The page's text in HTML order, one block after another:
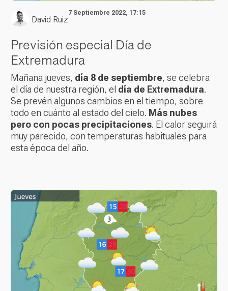
David Ruiz
7 Septiembre 2022, 17:15
Previsión especial Día de
Extremadura
Mañana jueves, día 8 de septiembre, se celebra
el día de nuestra región, el día de Extremadura.
Se prevén algunos cambios en el tiempo, sobre
todo en cuánto al estado del cielo. Más nubes
pero con pocas precipitaciones. El calor seguirá
muy parecido, con temperaturas habituales para
esta época del año.